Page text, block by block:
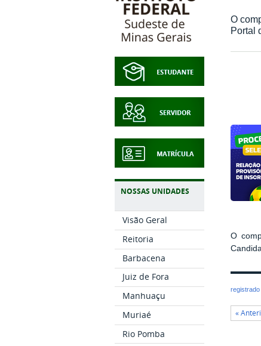
NOSSAS UNIDADES
Visão Geral
Reitoria
Barbacena
Juiz de Fora
Manhuaçu
Muriaé
Rio Pomba
O
Portal
O
registrado
«